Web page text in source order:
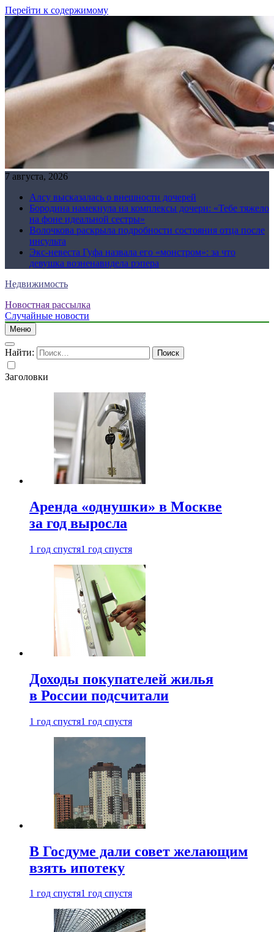
Перейти к содержимому
7 августа, 2026
Алсу высказалась о внешности дочерей
Бородина намекнула на комплексы дочери: «Тебе тяжело
на фоне идеальной сестры»
Волочкова раскрыла подробности состояния отца после
инсульта
Экс-невеста Гуфа назвала его «монстром»: за что
девушка возненавидела рэпера
Недвижимость
Новостная рассылка
Случайные новости
Меню
Найти:
Заголовки
Аренда «однушки» в Москве
за год выросла
1 год спустя1 год спустя
Доходы покупателей жилья
в России подсчитали
1 год спустя1 год спустя
В Госдуме дали совет желающим
взять ипотеку
1 год спустя1 год спустя